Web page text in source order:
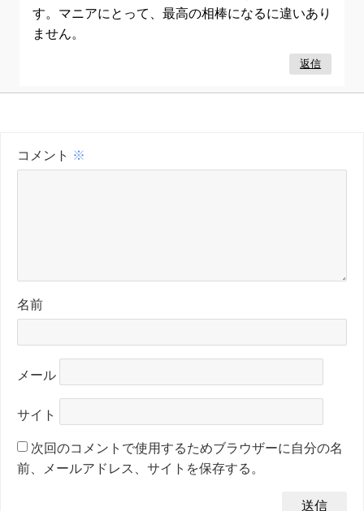
す。マニアにとって、最高の相棒になるに違いあり
ません。
返信
コメント ※
名前
メール
サイト
次回のコメントで使用するためブラウザーに自分の名
前、メールアドレス、サイトを保存する。